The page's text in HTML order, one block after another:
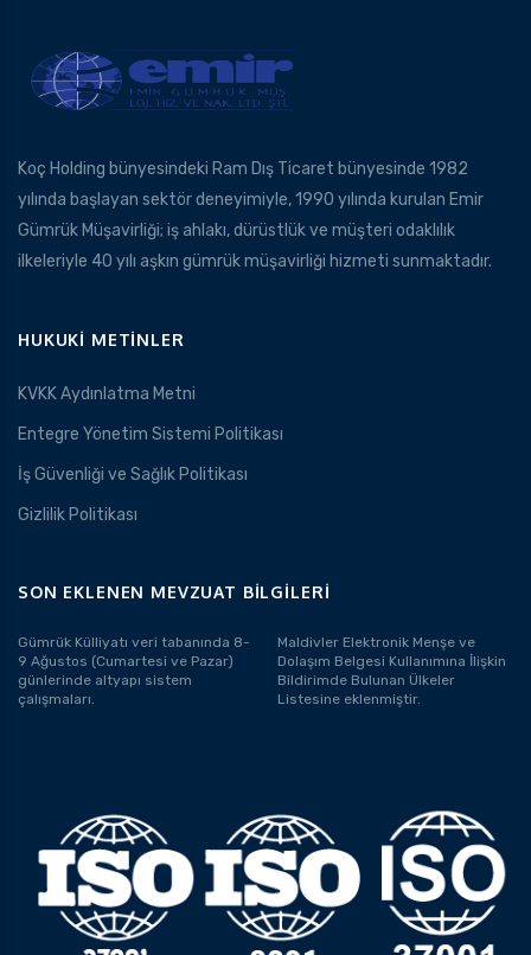
Koç Holding bünyesindeki Ram Dış Ticaret bünyesinde 1982
yılında başlayan sektör deneyimiyle, 1990 yılında kurulan Emir
Gümrük Müşavirliği; iş ahlakı, dürüstlük ve müşteri odaklılık
ilkeleriyle 40 yılı aşkın gümrük müşavirliği hizmeti sunmaktadır.
HUKUKI METINLER
KVKK Aydınlatma Metni
Entegre Yönetim Sistemi Politikası
İş Güvenliği ve Sağlık Politikası
Gizlilik Politikası
SON EKLENEN MEVZUAT BILGILERI
Gümrük Külliyatı veri tabanında 8-
9 Ağustos (Cumartesi ve Pazar)
günlerinde altyapı sistem
çalışmaları.
Maldivler Elektronik Menşe ve
Dolaşım Belgesi Kullanımına İlişkin
Bildirimde Bulunan Ülkeler
Listesine eklenmiştir.